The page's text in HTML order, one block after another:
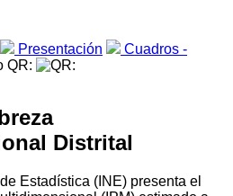
y uso de la tecnología de
a fin de ofrecer información
los lineamientos de las políticas
sus condiciones de vida.
Presentación
Cuadros -